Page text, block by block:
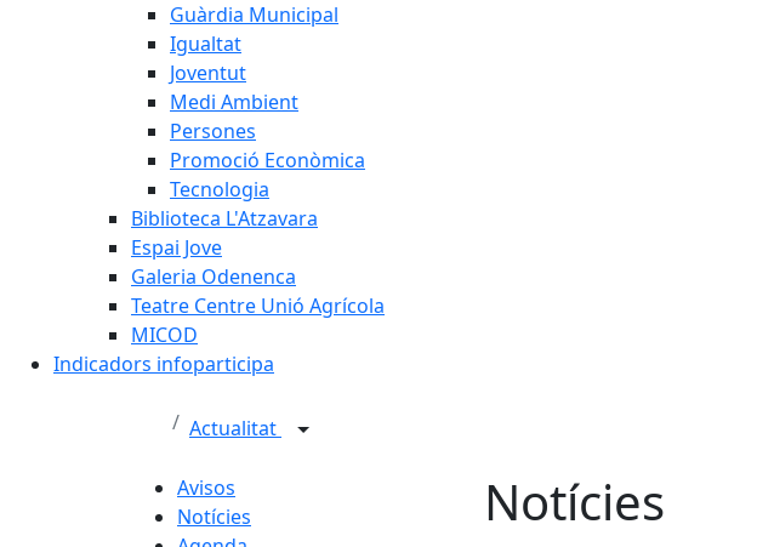
Guàrdia Municipal
Igualtat
Joventut
Medi Ambient
Persones
Promoció Econòmica
Tecnologia
Biblioteca L'Atzavara
Espai Jove
Galeria Odenenca
Teatre Centre Unió Agrícola
MICOD
Indicadors infoparticipa
Actualitat
Avisos
Notícies
Notícies